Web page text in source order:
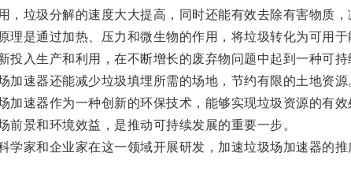
垃圾分解的速度大大提高，同时还能有效去除有害物质，
是通过加热、压力和微生物的作用，将垃圾转化为可用于
入生产和利用，在不断增长的废弃物问题中起到一种可持
速器还能减少垃圾填埋所需的场地，节约有限的土地资源
速器作为一种创新的环保技术，能够实现垃圾资源的有效
景和环境效益，是推动可持续发展的重要一步。
家和企业家在这一领域开展研发，加速垃圾场加速器的推